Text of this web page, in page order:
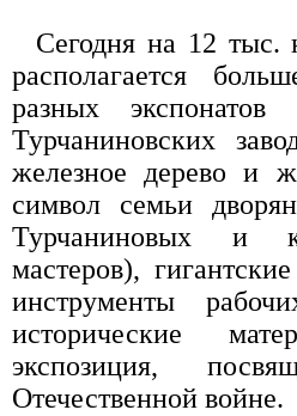
Сегодня на 12 тыс.
располагается
разных
Турчаниновских
железное дерево и
символ семьи
Турчаниновых и
мастеров),
инструменты
исторические
экспозиция,
Отечественной войне.